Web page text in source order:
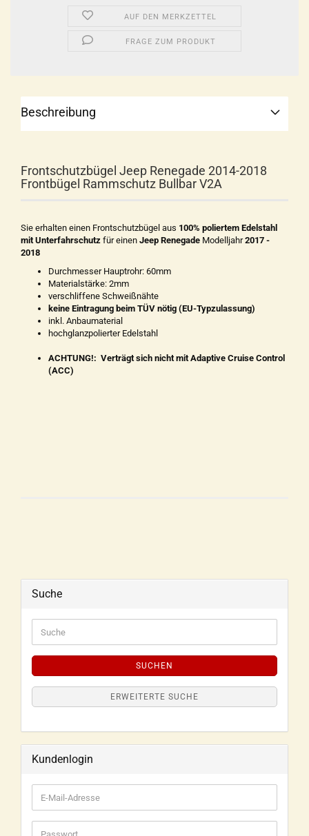
AUF DEN MERKZETTEL
FRAGE ZUM PRODUKT
Beschreibung
Frontschutzbügel Jeep Renegade 2014-2018
Frontbügel Rammschutz Bullbar V2A
Sie erhalten einen Frontschutzbügel aus 100% poliertem Edelstahl
mit Unterfahrschutz für einen Jeep Renegade Modelljahr2017 -
2018
Durchmesser Hauptrohr: 60mm
Materialstärke: 2mm
verschliffene Schweißnähte
keine Eintragung beim TÜV nötig (EU-Typzulassung)
inkl. Anbaumaterial
hochglanzpolierter Edelstahl
ACHTUNG!: Verträgt sich nicht mitAdaptive Cruise Control
(ACC)
Suche
SUCHEN
ERWEITERTE SUCHE
Kundenlogin